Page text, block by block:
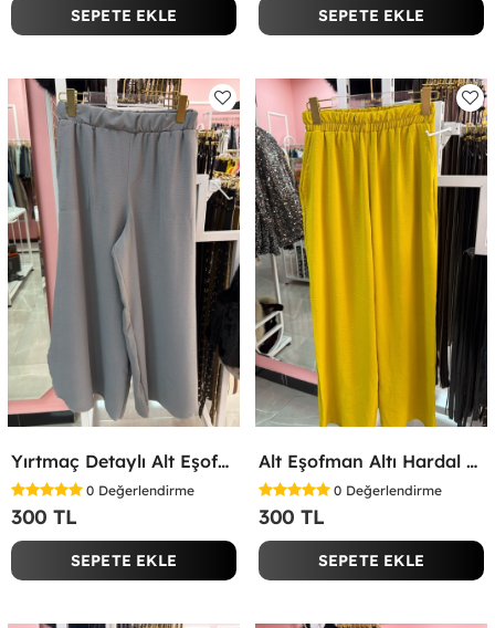
SEPETE EKLE SEPETE EKLE
Yırtmaç Detaylı Alt Eşofman Altı Gri
0 Değerlendirme
300 TL
SEPETE EKLE
Alt Eşofman Altı Hardal Sarısı
0 Değerlendirme
300 TL
SEPETE EKLE